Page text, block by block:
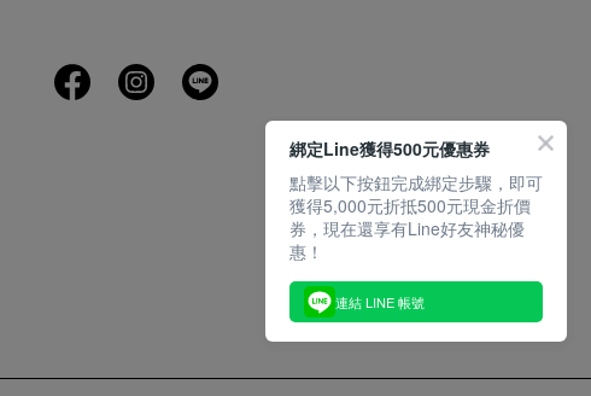
綁定Line獲得500元優惠券
點擊以下按鈕完成綁定步驟，即可
獲得5,000元折抵500元現金折價
券，現在還享有Line好友神秘優
惠！
連結 LINE 帳號